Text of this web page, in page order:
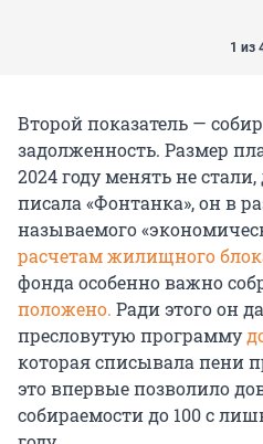
1 из
Второй показатель —
задолженность. Размер
2024 году менять не
писала «Фонтанка», он в
называемого
расчетам жилищного
фонда особенно важно
положено. Ради этого он
пресловутую программу
которая списывала пени
это впервые позволило
собираемости до 100 с